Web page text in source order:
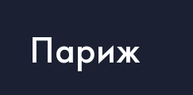
Париж